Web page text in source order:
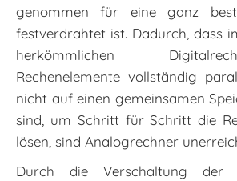
genommen für eine ganz
festverdrahtet ist. Dadurch, dass
herkömmlichen
Rechenelemente vollständig
nicht auf ­einen gemeinsamen
sind, um Schritt für Schritt die
lösen, sind Analogrechner
Durch die Verschaltung der